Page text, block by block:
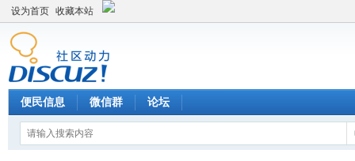
设为首页 收藏本站
便民信息 微信群 论坛